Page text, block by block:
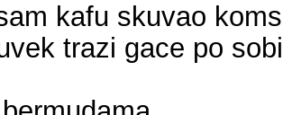
kafu skuvao
trazi gace po